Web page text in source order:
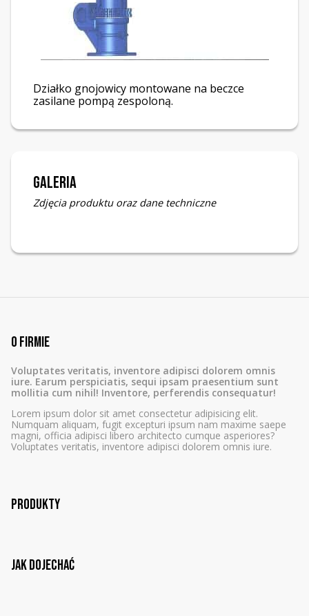
Działko gnojowicy montowane na beczce
zasilane pompą zespoloną.
Galeria
Zdjęcia produktu oraz dane techniczne
O firmie
Voluptates veritatis, inventore adipisci dolorem omnis
iure. Earum perspiciatis, sequi ipsam praesentium sunt
mollitia cum nihil! Inventore, perferendis consequatur!
Lorem ipsum dolor sit amet consectetur adipisicing elit.
Numquam aliquam, fugit excepturi ipsum nam maxime saepe
magni, officia adipisci libero architecto cumque asperiores?
Voluptates veritatis, inventore adipisci dolorem omnis iure.
Produkty
Jak dojechać